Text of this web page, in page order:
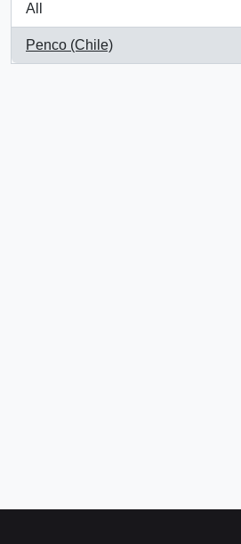
All
Penco (Chile)
, 1 results